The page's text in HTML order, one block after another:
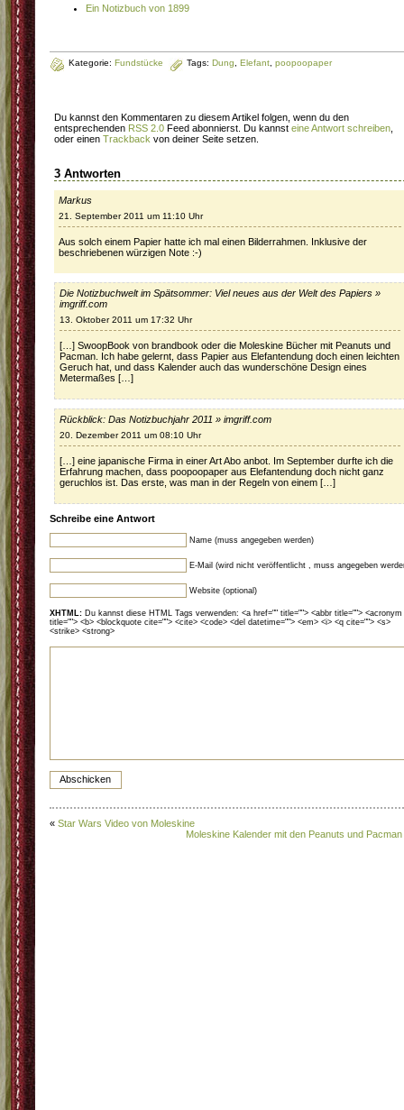
Ein Notizbuch von 1899
Kategorie: Fundstücke Tags: Dung Elefant poopoopaper
Du kannst den Kommentaren zu diesem Artikel folgen, wenn du den
entsprechenden RSS 2.0 Feed abonnierst. Du kannst eine Antwort schreiben
oder einen Trackback von deiner Seite setzen.
3 Antworten
Markus
21. September 2011 um 11:10 Uhr
Aus solch einem Papier hatte ich mal einen Bilderrahmen. Inklusive der
beschriebenen würzigen Note :-)
Die Notizbuchwelt im Spätsommer: Viel neues aus der Welt des Papiers »
imgriff.com
13. Oktober 2011 um 17:32 Uhr
[…] SwoopBook von brandbook oder die Moleskine Bücher mit Peanuts und
Pacman. Ich habe gelernt, dass Papier aus Elefantendung doch einen leichten
Geruch hat, und dass Kalender auch das wunderschöne Design eines
Metermaßes […]
Rückblick: Das Notizbuchjahr 2011 » imgriff.com
20. Dezember 2011 um 08:10 Uhr
[…] eine japanische Firma in einer Art Abo anbot. Im September durfte ich die
Erfahrung machen, dass poopoopaper aus Elefantendung doch nicht ganz
geruchlos ist. Das erste, was man in der Regeln von einem […]
Schreibe eine Antwort
Name (muss angegeben werden)
E-Mail (wird nicht veröffentlicht , muss angegeben
Website (optional)
XHTML: Du kannst diese HTML Tags verwenden: <a href="" title=""> <abbr title=""> <acronym
title=""> <b> <blockquote cite=""> <cite> <code> <del datetime=""> <em> <i> <q cite=""> <s>
<strike> <strong>
« Star Wars Video von Moleskine
Moleskine Kalender mit den Peanuts und Pacman